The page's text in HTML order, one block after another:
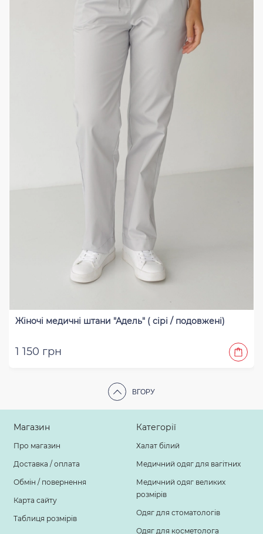
Жіночі медичні штани "Адель" ( сірі / подовжені)
1 150 грн
ВГОРУ
Магазин
Про магазин
Доставка / оплата
Обмін / повернення
Карта сайту
Таблиця розмірів
Категорії
Халат білий
Медичний одяг для вагітних
Медичний одяг великих
розмірів
Одяг для стоматологів
Одяг для косметолога